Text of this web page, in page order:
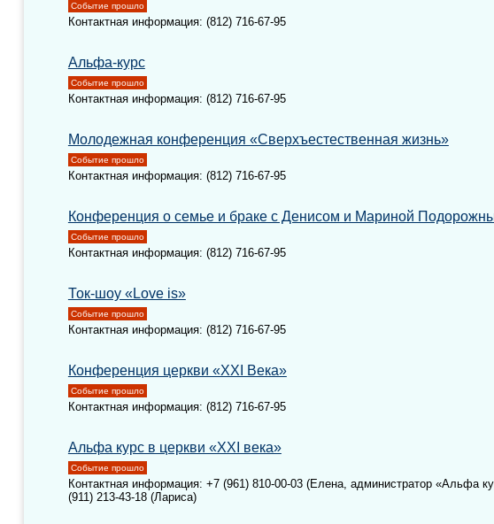
Событие прошло
Контактная информация: (812) 716-67-95
Альфа-курс
Событие прошло
Контактная информация: (812) 716-67-95
Молодежная конференция «Cверхъестественная жизнь»
Событие прошло
Контактная информация: (812) 716-67-95
Конференция о семье и браке с Денисом и Мариной
Событие прошло
Контактная информация: (812) 716-67-95
Ток-шоу «Love is»
Событие прошло
Контактная информация: (812) 716-67-95
Конференция церкви «XXI Века»
Событие прошло
Контактная информация: (812) 716-67-95
Альфа курс в церкви «XXI века»
Событие прошло
Контактная информация: +7 (961) 810-00-03 (Елена, администратор «Альфа
(911) 213-43-18 (Лариса)